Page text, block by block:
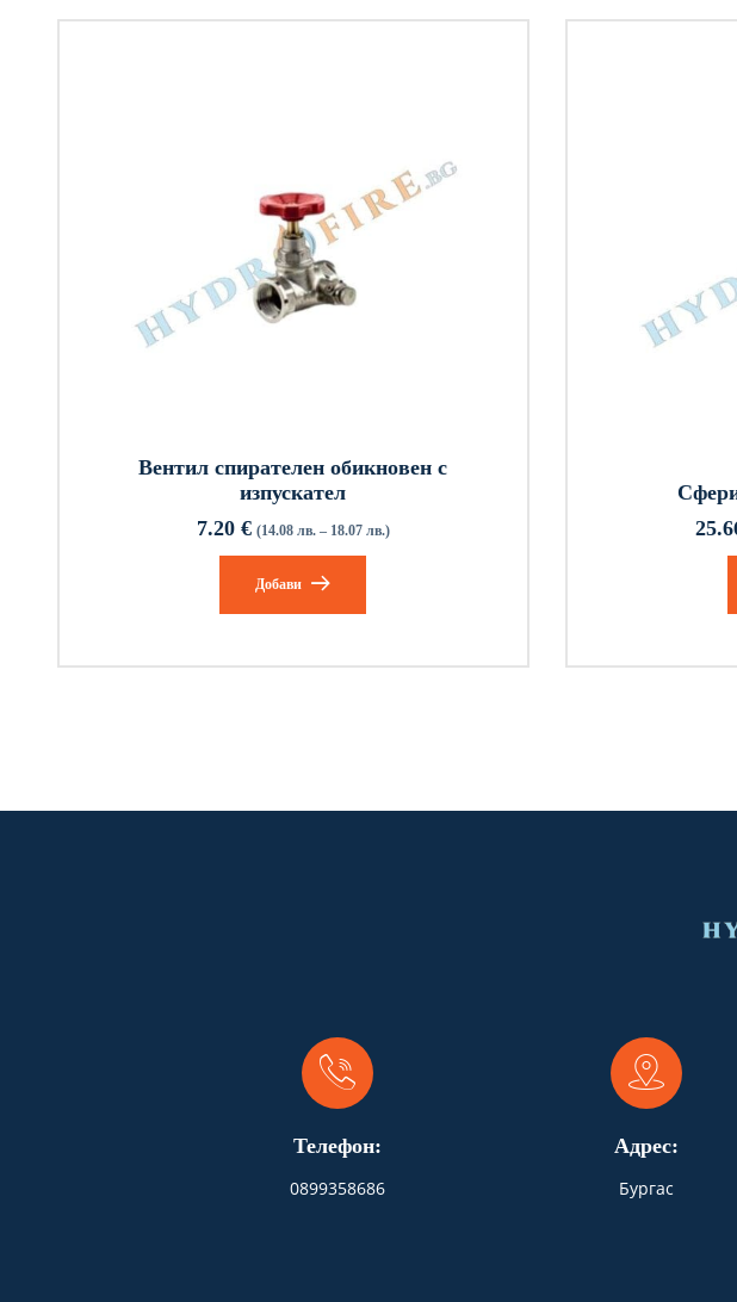
Вентил спирателен обикновен с
изпускател
7.20 € (14.08 лв. – 18.07 лв.)
Добави
Телефон:
0899358686
Адрес:
Бургас